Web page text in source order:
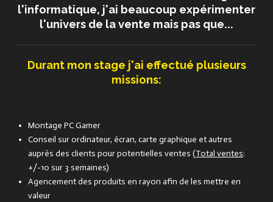
l'informatique, j'ai beaucoup expérimenter
l'univers de la vente mais pas que...
Durant mon stage j'ai effectué plusieurs
missions:
Montage PC Gamer
Conseil sur ordinateur, écran, carte graphique et autres
auprès des clients pour potentielles ventes (Total ventes:
+/-10 sur 3 semaines)
Agencement des produits en rayon afin de les mettre en
valeur